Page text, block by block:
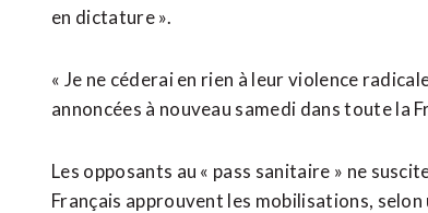
en dictature ».
« Je ne céderai en rien à leur violence
annoncées à nouveau samedi dans toute la
Les opposants au « pass sanitaire » ne
Français approuvent les mobilisations, selon